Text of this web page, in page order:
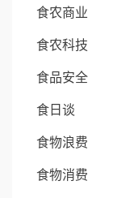
食农商业
食农科技
食品安全
食日谈
食物浪费
食物消费